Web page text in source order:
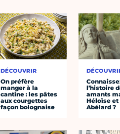
DÉCOUVRIR
On préfère
manger à la
cantine : les pâtes
aux courgettes
façon bolognaise
l’histoire
amants
Héloïse et
Abélard ?